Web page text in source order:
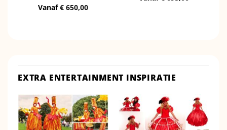
Gewaardeerd
Vanaf€ 650,00
EXTRA ENTERTAINMENT INSPIRATIE